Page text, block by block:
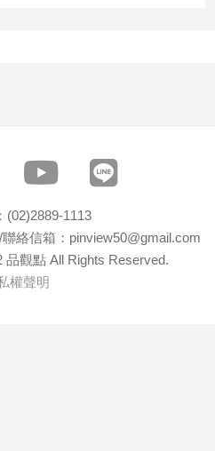
(02)2889-1113
絡信箱：pinview50@gmail.com
觀點 All Rights Reserved.
權聲明